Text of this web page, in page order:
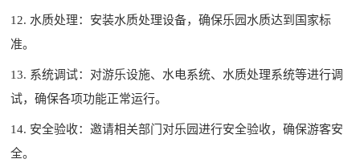
12. 水质处理：安装水质处理设备，确保乐园水质达到国家标
准。
13. 系统调试：对游乐设施、水电系统、水质处理系统等进行调
试，确保各项功能正常运行。
14. 安全验收：邀请相关部门对乐园进行安全验收，确保游客安
全。